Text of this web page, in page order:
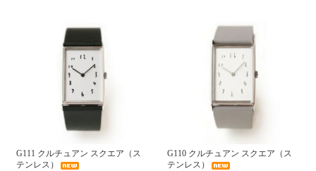
G111 クルチュアン スクエア（ス
テンレス）
G110 クルチュアン スクエア（ス
テンレス）